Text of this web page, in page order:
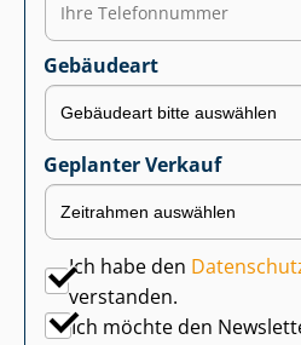
Gebäudeart
Geplanter Verkauf
Ich habe den
verstanden.
Ich möchte den